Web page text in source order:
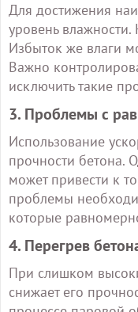
Для достижения
уровень влажности.
Избыток же влаги
Важно
исключить такие
3. Проблемы с
Использование
прочности бетона.
может привести к
проблемы
которые
4. Перегрев
При слишком
снижает его